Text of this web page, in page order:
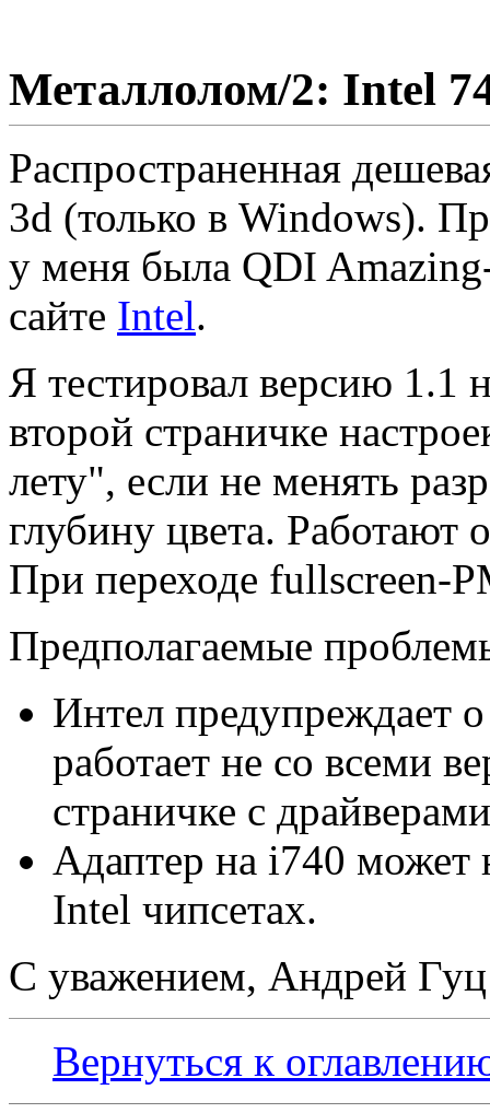
Металлолом/2: Intel
Распространенная
3d (только в Windows).
у меня была QDI
сайте Intel.
Я тестировал версию 1.1
второй страничке
лету", если не менять
глубину цвета. Работают
При переходе fullscreen-
Предполагаемые
Интел предупреждает
работает не со всеми
страничке с
Адаптер на i740 может
Intel чипсетах.
С уважением, Андрей Гуц
Вернуться к